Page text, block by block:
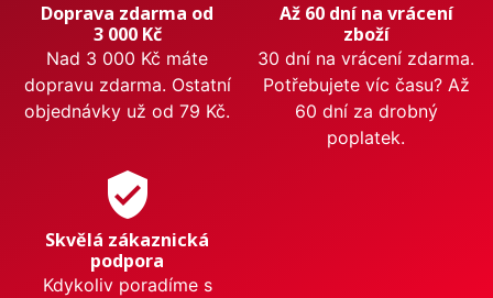
Doprava zdarma od
3 000 Kč
Nad 3 000 Kč máte
dopravu zdarma. Ostatní
objednávky už od 79 Kč.
Až 60 dní na vrácení
zboží
30 dní na vrácení zdarma.
Potřebujete víc času? Až
60 dní za drobný
poplatek.
verified_user
Skvělá zákaznická
podpora
Kdykoliv poradíme s